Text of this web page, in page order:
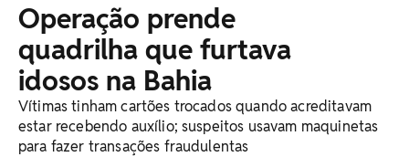
Operação prende
quadrilha que furtava
idosos na Bahia
Vítimas tinham cartões trocados quando acreditavam
estar recebendo auxílio; suspeitos usavam maquinetas
para fazer transações fraudulentas